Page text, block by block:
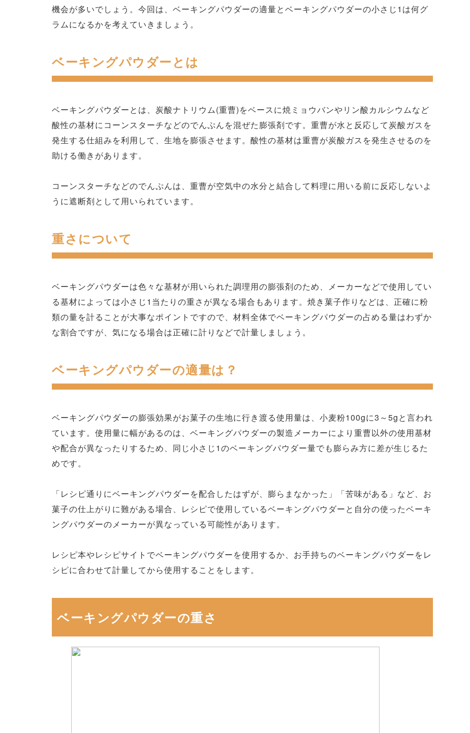
機会が多いでしょう。今回は、ベーキングパウダーの適量とベーキングパウダーの小さじ1は何グ
ラムになるかを考えていきましょう。
ベーキングパウダーとは
ベーキングパウダーとは、炭酸ナトリウム(重曹)をベースに焼ミョウバンやリン酸カルシウムなど
酸性の基材にコーンスターチなどのでんぷんを混ぜた膨張剤です。重曹が水と反応して炭酸ガスを
発生する仕組みを利用して、生地を膨張させます。酸性の基材は重曹が炭酸ガスを発生させるのを
助ける働きがあります。
コーンスターチなどのでんぷんは、重曹が空気中の水分と結合して料理に用いる前に反応しないよ
うに遮断剤として用いられています。
重さについて
ベーキングパウダーは色々な基材が用いられた調理用の膨張剤のため、メーカーなどで使用してい
る基材によっては小さじ1当たりの重さが異なる場合もあります。焼き菓子作りなどは、正確に粉
類の量を計ることが大事なポイントですので、材料全体でベーキングパウダーの占める量はわずか
な割合ですが、気になる場合は正確に計りなどで計量しましょう。
ベーキングパウダーの適量は？
ベーキングパウダーの膨張効果がお菓子の生地に行き渡る使用量は、小麦粉100gに3～5gと言われ
ています。使用量に幅があるのは、ベーキングパウダーの製造メーカーにより重曹以外の使用基材
や配合が異なったりするため、同じ小さじ1のベーキングパウダー量でも膨らみ方に差が生じるた
めです。
「レシピ通りにベーキングパウダーを配合したはずが、膨らまなかった」「苦味がある」など、お
菓子の仕上がりに難がある場合、レシピで使用しているベーキングパウダーと自分の使ったベーキ
ングパウダーのメーカーが異なっている可能性があります。
レシピ本やレシピサイトでベーキングパウダーを使用するか、お手持ちのベーキングパウダーをレ
シピに合わせて計量してから使用することをします。
ベーキングパウダーの重さ